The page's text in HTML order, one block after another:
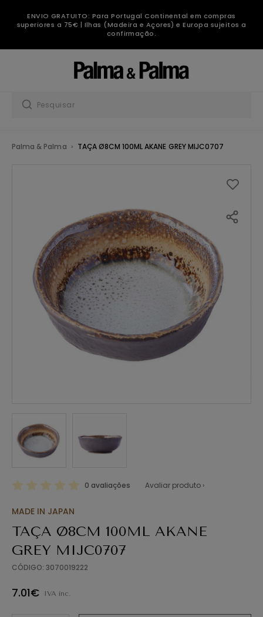
ENVIO GRATUITO: Para Portugal Continental em compras
superiores a 75€ | Ilhas (Madeira e Açores) e Europa sujeitos a
confirmação.
Palma & Palma TAÇA Ø8CM 100ML AKANE GREY MIJC0707
0 avaliações Avaliar produto ›
MADE IN JAPAN
TAÇA Ø8CM 100ML AKANE
GREY MIJC0707
CÓDIGO: 3070019222
7.01€ IVA inc.